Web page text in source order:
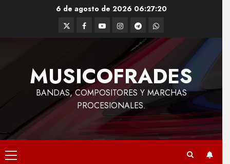
6 de agosto de 2026 06:27:21
TwitterFacebook
YoutubeInstagram
TelegramWhatsApp
MUSICOFRADES
BANDAS, COMPOSITORES Y MARCHAS
PROCESIONALES.
Menú